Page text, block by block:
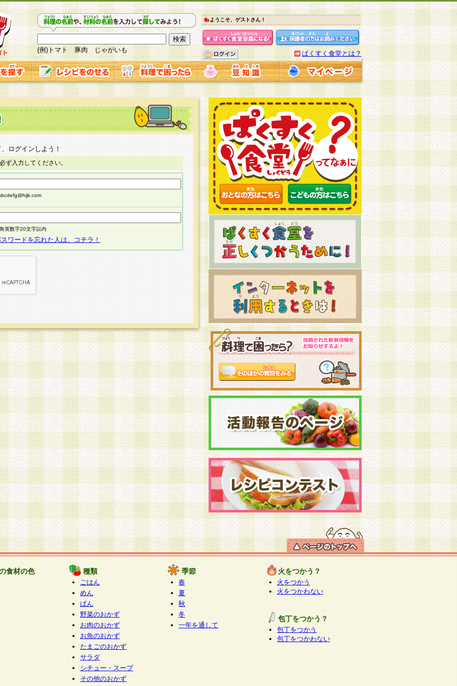
(例)トマト 豚肉 じゃがいも
ようこそ、ゲストさん！
ぱくすく食堂とは？
ログインしよう！
ず入力してください。
英数字20文字以内
ワードを忘れた人は、コチラ！
食材の色 種類
ごはん
めん
ぱん
野菜のおかず
お肉のおかず
お魚のおかず
たまごのおかず
サラダ
シチュー・スープ
その他のおかず
季節
春
夏
秋
冬
一年を通して
火をつかう？
火をつかう
火をつかわない
包丁をつかう？
包丁をつかう
包丁をつかわない